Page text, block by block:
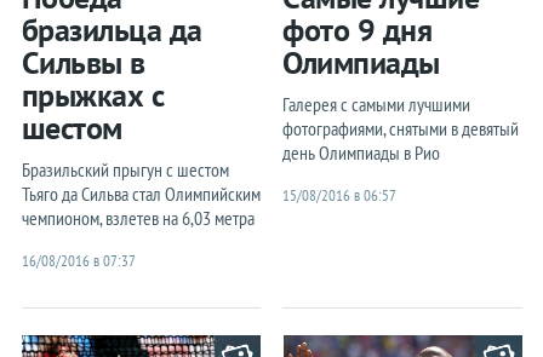
бразильца да
Сильвы в
прыжках с
шестом
Бразильский прыгун с шестом
Тьяго да Сильва стал Олимпийским
чемпионом, взлетев на 6,03 метра
16/08/2016 в 07:37
фото 9 дня
Олимпиады
Галерея с самыми лучшими
фотографиями, снятыми в девятый
день Олимпиады в Рио
15/08/2016 в 06:57